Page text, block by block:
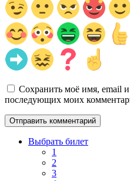
Сохранить моё имя, email и
последующих моих
Выбрать билет
1
2
3